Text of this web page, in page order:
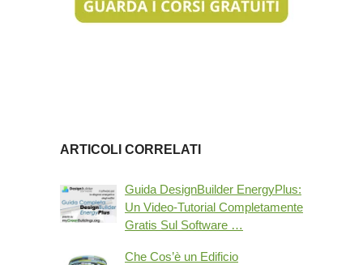
ARTICOLI CORRELATI
Guida DesignBuilder EnergyPlus:
Un Video-Tutorial Completamente
Gratis Sul Software …
Che Cos’è un Edificio